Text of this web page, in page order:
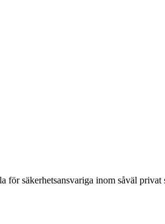
säkerhets­ansvariga inom såväl privat